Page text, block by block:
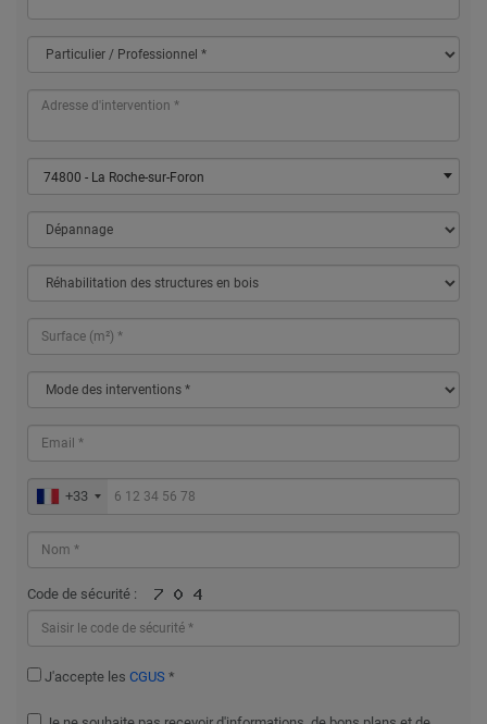
74800 - La Roche-sur-Foron
+33
Code de sécurité :
J'accepte les CGUS *